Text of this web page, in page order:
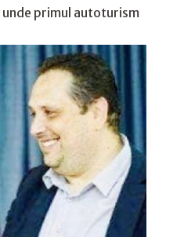
unde primul autoturism